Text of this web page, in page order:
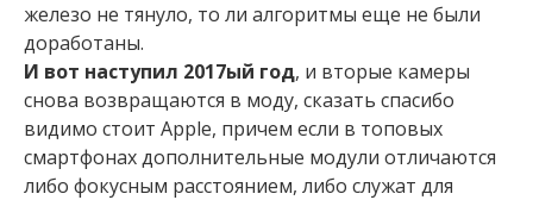
железо не тянуло, то ли алгоритмы еще не были
доработаны.
И вот наступил 2017ый год, и вторые камеры
снова возвращаются в моду, сказать спасибо
видимо стоит Apple, причем если в топовых
смартфонах дополнительные модули отличаются
либо фокусным расстоянием, либо служат для